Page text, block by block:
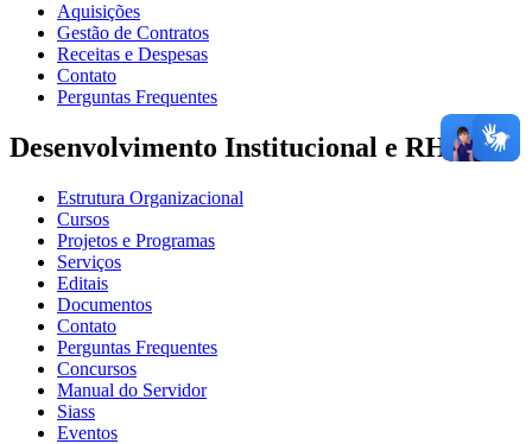
Aquisições
Gestão de Contratos
Receitas e Despesas
Contato
Perguntas Frequentes
Desenvolvimento Institucional e RH
Estrutura Organizacional
Cursos
Projetos e Programas
Serviços
Editais
Documentos
Contato
Perguntas Frequentes
Concursos
Manual do Servidor
Siass
Eventos